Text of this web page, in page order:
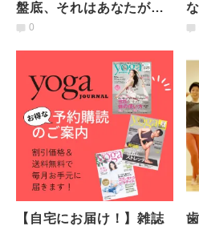
盤底、それはあなたが望
む人生を作るための鍵
0
【自宅にお届け！】雑誌